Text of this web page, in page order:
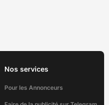
Nos services
Pour les Annonceurs